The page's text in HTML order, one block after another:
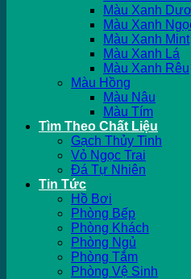
Màu Xanh
Màu Xanh
Màu Xanh Mint
Màu Xanh Lá
Màu Xanh Rêu
Màu Hồng
Màu Nâu
Màu Tím
Tìm Theo Chất Liệu
Gạch Thủy Tinh
Vỏ Ngọc Trai
Đá Tự Nhiên
Tin Tức
Hồ Bơi
Phòng Bếp
Phòng Khách
Phòng Ngủ
Phòng Tắm
Phòng Vệ Sinh